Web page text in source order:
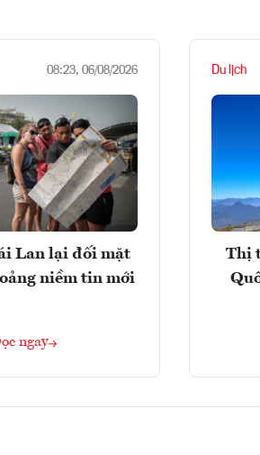
08:23, 06/08/2026
Lan lại đối mặt
niềm tin mới
ngay
Du lịch
Thị